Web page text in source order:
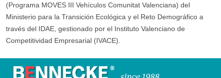
(Programa MOVES III Vehículos Comunitat Valenciana) del
Ministerio para la Transición Ecológica y el Reto Demográfico a
través del IDAE, gestionado por el Instituto Valenciano de
Competitividad Empresarial (IVACE).